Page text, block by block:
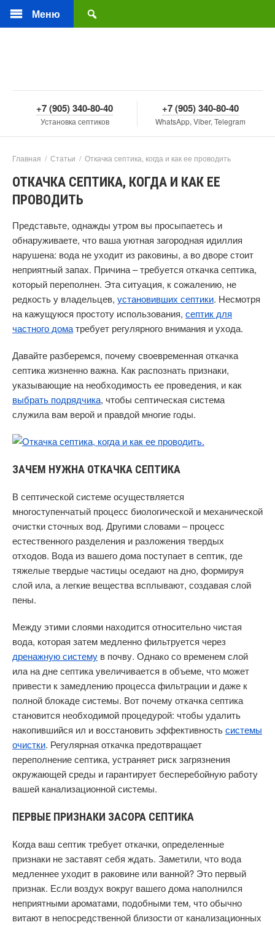
Меню
+7 (905) 340-80-40
Установка септиков
+7 (905) 340-80-40
WhatsApp, Viber, Telegram
Главная / Статьи / Откачка септика, когда и как ее проводить
ОТКАЧКА СЕПТИКА, КОГДА И КАК ЕЕ
ПРОВОДИТЬ
Представьте, однажды утром вы просыпаетесь и
обнаруживаете, что ваша уютная загородная идиллия
нарушена: вода не уходит из раковины, а во дворе стоит
неприятный запах. Причина – требуется откачка септика,
который переполнен. Эта ситуация, к сожалению, не
редкость у владельцев, установивших септики. Несмотря
на кажущуюся простоту использования, септик для
частного доматребует регулярного внимания и ухода.
Давайте разберемся, почему своевременная откачка
септика жизненно важна. Как распознать признаки,
указывающие на необходимость ее проведения, и как
выбрать подрядчика, чтобы септическая система
служила вам верой и правдой многие годы.
ЗАЧЕМ НУЖНА ОТКАЧКА СЕПТИКА
В септической системе осуществляется
многоступенчатый процесс биологической и механической
очистки сточных вод. Другими словами – процесс
естественного разделения и разложения твердых
отходов. Вода из вашего дома поступает в септик, где
тяжелые твердые частицы оседают на дно, формируя
слой ила, а легкие вещества всплывают, создавая слой
пены.
Между этими слоями находится относительно чистая
вода, которая затем медленно фильтруется через
дренажную систему в почву. Однако со временем слой
ила на дне септика увеличивается в объеме, что может
привести к замедлению процесса фильтрации и даже к
полной блокаде системы. Вот почему откачка септика
становится необходимой процедурой: чтобы удалить
накопившийся ил и восстановить эффективностьсистемы
очистки. Регулярная откачка предотвращает
переполнение септика, устраняет риск загрязнения
окружающей среды и гарантирует бесперебойную работу
вашей канализационной системы.
ПЕРВЫЕ ПРИЗНАКИ ЗАСОРА СЕПТИКА
Когда ваш септик требует откачки, определенные
признаки не заставят себя ждать. Заметили, что вода
медленнее уходит в раковине или ванной? Это первый
признак. Если воздух вокруг вашего дома наполнился
неприятными ароматами, подобными тем, что обычно
витают в непосредственной близости от канализационных